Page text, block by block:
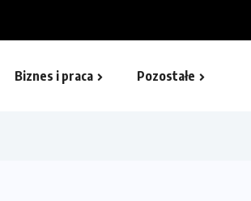
Biznes i praca Pozostałe